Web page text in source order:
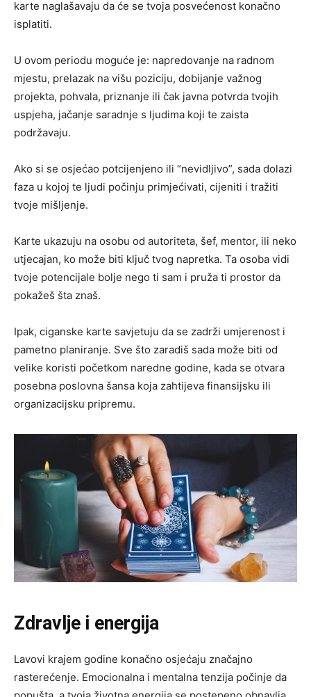
karte naglašavaju da će se tvoja posvećenost konačno
isplatiti.
U ovom periodu moguće je: napredovanje na radnom
mjestu, prelazak na višu poziciju, dobijanje važnog
projekta, pohvala, priznanje ili čak javna potvrda tvojih
uspjeha, jačanje saradnje s ljudima koji te zaista
podržavaju.
Ako si se osjećao potcijenjeno ili “nevidljivo”, sada dolazi
faza u kojoj te ljudi počinju primjećivati, cijeniti i tražiti
tvoje mišljenje.
Karte ukazuju na osobu od autoriteta, šef, mentor, ili neko
utjecajan, ko može biti ključ tvog napretka. Ta osoba vidi
tvoje potencijale bolje nego ti sam i pruža ti prostor da
pokažeš šta znaš.
Ipak, ciganske karte savjetuju da se zadrži umjerenost i
pametno planiranje. Sve što zaradiš sada može biti od
velike koristi početkom naredne godine, kada se otvara
posebna poslovna šansa koja zahtijeva finansijsku ili
organizacijsku pripremu.
Zdravlje i energija
Lavovi krajem godine konačno osjećaju značajno
rasterećenje. Emocionalna i mentalna tenzija počinje da